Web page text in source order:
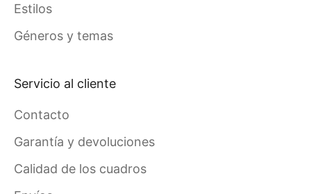
Estilos
Géneros y temas
Servicio al cliente
Contacto
Garantía y devoluciones
Calidad de los cuadros